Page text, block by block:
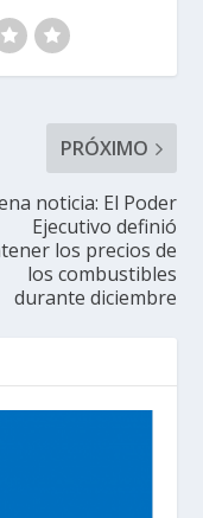
PRÓXIMO
noticia: El Poder
Ejecutivo definió
los precios de
los combustibles
durante diciembre